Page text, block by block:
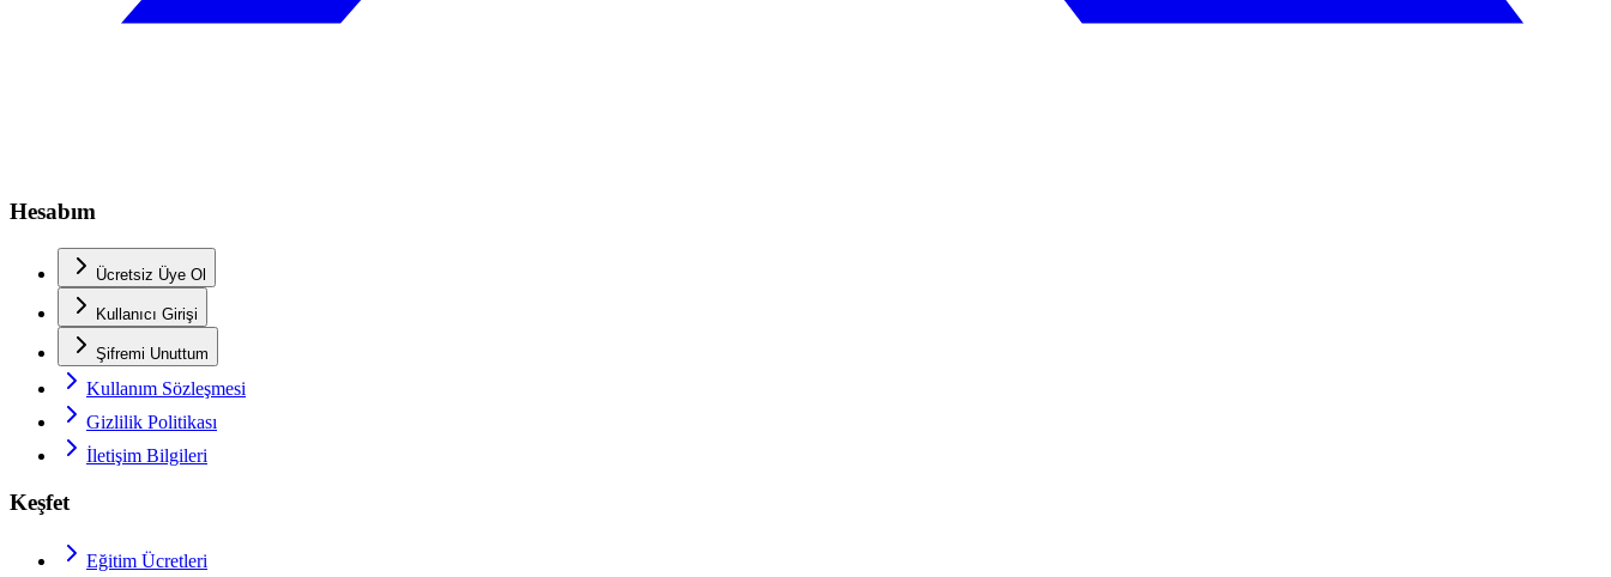
Hesabım
Ücretsiz Üye Ol
Kullanıcı Girişi
Şifremi Unuttum
Kullanım Sözleşmesi
Gizlilik Politikası
İletişim Bilgileri
Keşfet
Eğitim Ücretleri